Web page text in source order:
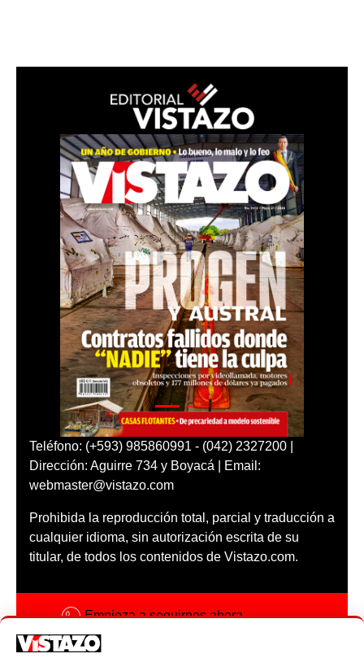
Teléfono: (+593) 985860991 - (042) 2327200 |
Dirección: Aguirre 734 y Boyacá | Email:
webmaster@vistazo.com
Prohibida la reproducción total, parcial y traducción a
cualquier idioma, sin autorización escrita de su
titular, de todos los contenidos de Vistazo.com.
Empieza a seguirnos ahora